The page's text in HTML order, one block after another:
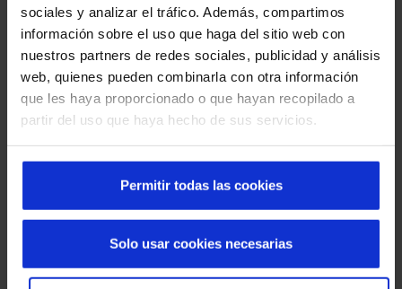
sociales y analizar el tráfico. Además, compartimos
información sobre el uso que haga del sitio web con
nuestros partners de redes sociales, publicidad y análisis
web, quienes pueden combinarla con otra información
que les haya proporcionado o que hayan recopilado a
partir del uso que haya hecho de sus servicios.
Permitir todas las cookies
Solo usar cookies necesarias
Com vista para o Putra World Trade Centre, o centro
comercial tem excelente acesso e proporciona um espaço
excitante para empregados deempresas próximas
residentes da área circundante visitarem restaurantes e